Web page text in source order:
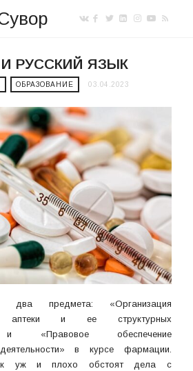
РУССКИЙ ЯЗЫК
ОБРАЗОВАНИЕ 03.04.2023
два предмета: «Организация
аптеки и ее структурных
и «Правовое обеспечение
в курсе фармации.
уж и плохо обстоят дела с